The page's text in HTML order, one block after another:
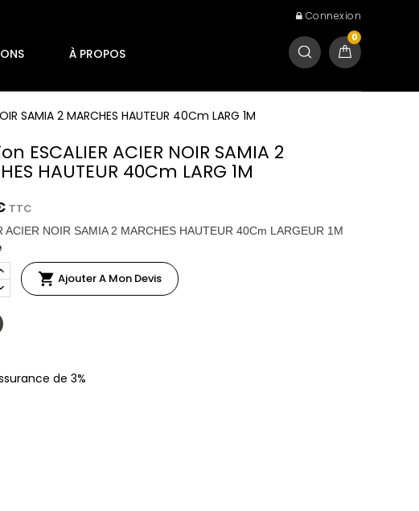
Connexion
0
À PROPOS
SAMIA 2 MARCHES HAUTEUR 40Cm LARG 1M
ESCALIER ACIER NOIR SAMIA 2
HAUTEUR 40Cm LARG 1M
TTC
ACIER NOIR SAMIA 2 MARCHES HAUTEUR 40Cm LARGEUR 1M
 Ajouter A Mon Devis
de 3%